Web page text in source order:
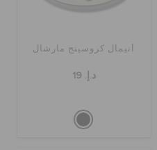
أنيمال كروسينج مارشال
د.إ. 19